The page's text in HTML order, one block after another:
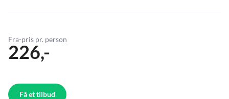
Fra-pris pr. person
226,-
Få et tilbud